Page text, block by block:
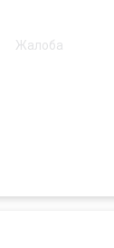
Жалоба